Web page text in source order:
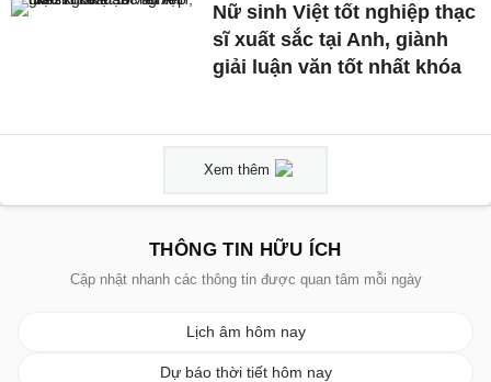
Nữ sinh Việt tốt nghiệp thạc
sĩ xuất sắc tại Anh, giành
giải luận văn tốt nhất khóa
Xem thêm
THÔNG TIN HỮU ÍCH
Cập nhật nhanh các thông tin được quan tâm mỗi ngày
Lịch âm hôm nay
Dự báo thời tiết hôm nay